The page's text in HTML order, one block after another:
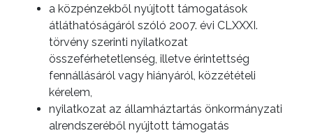
a közpénzekből nyújtott támogatások
átláthatóságáról szóló 2007. évi CLXXXI.
törvény szerinti nyilatkozat
összeférhetetlenség, illetve érintettség
fennállásáról vagy hiányáról, közzétételi
kérelem,
nyilatkozat az államháztartás önkormányzati
alrendszeréből nyújtott támogatás